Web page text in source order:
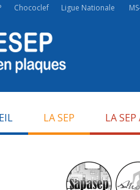
Ligue Nationale
Chococlef
LA SEP LA